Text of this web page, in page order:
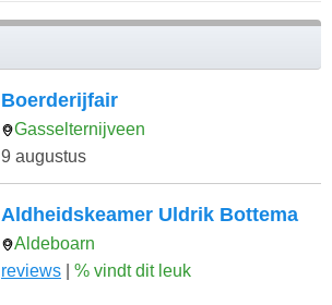
Boerderijfair
Gasselternijveen
9 augustus
Aldheidskeamer Uldrik Bottema
Aldeboarn
reviews
% vindt dit leuk